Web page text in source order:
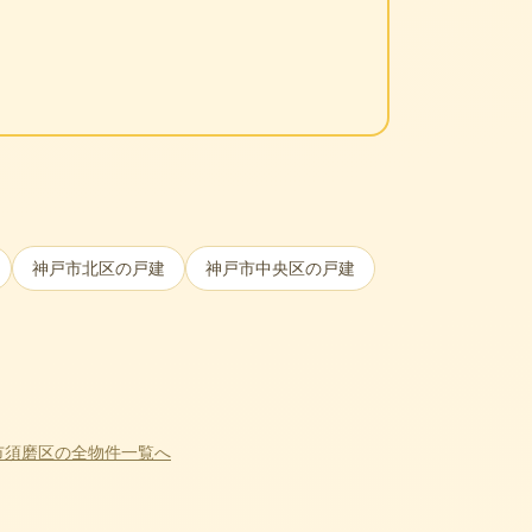
神戸市北区の戸建 神戸市中央区の戸建
磨区の全物件一覧へ